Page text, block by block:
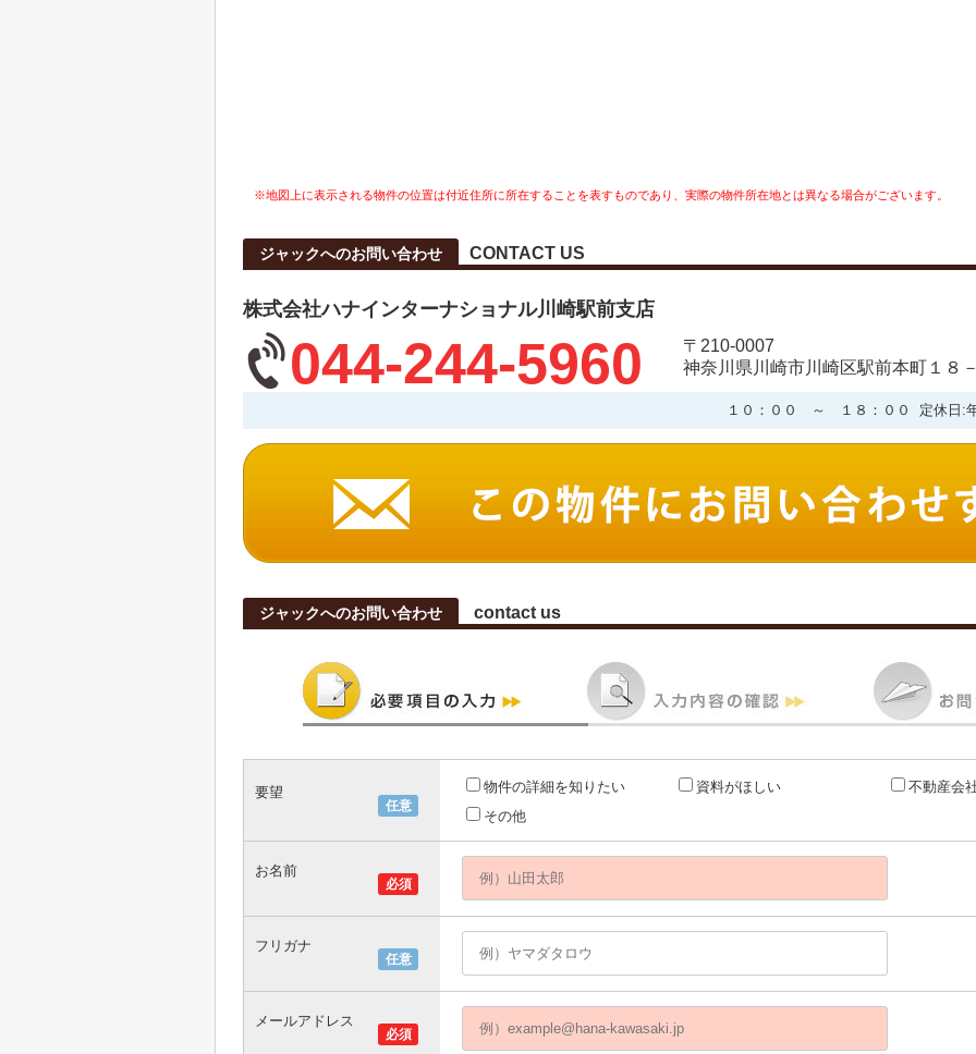
※地図上に表示される物件の位置は付近住所に所在することを表すものであり、実際の物件所在地とは異なる場合がございます。
ジャックへのお問い合わせ CONTACT US
株式会社ハナインターナショナル川崎駅前支店
044-244-5960
〒210-0007
神奈川県川崎市川崎区駅前本町１８
１０：００ ～ １８：００ 定休日:
ジャックへのお問い合わせ contact us
任意
要望 物件の詳細を知りたい 資料がほしい
不動産会
その他
必須
お名前
任意
フリガナ
必須
メールアドレス